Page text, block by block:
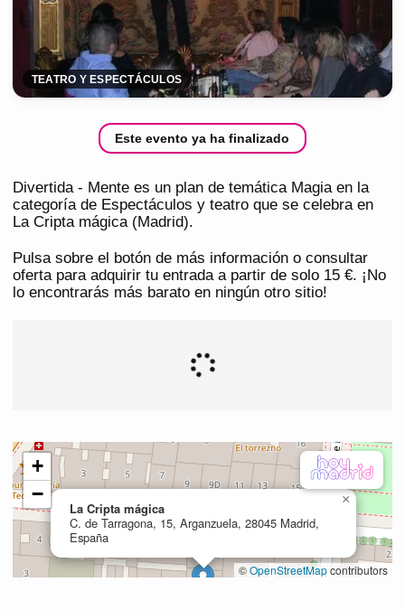
TEATRO Y ESPECTÁCULOS
Este evento ya ha finalizado
Divertida - Mente es un plan de temática Magia en la
categoría de Espectáculos y teatro que se celebra en
La Cripta mágica (Madrid).
Pulsa sobre el botón de más información o consultar
oferta para adquirir tu entrada a partir de solo 15 €. ¡No
lo encontrarás más barato en ningún otro sitio!